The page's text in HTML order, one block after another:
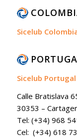
Sicelub
Sicelub Portugal
Calle Bratislava
30353 –
Tel: (+34) 968
Cel: (+34) 618